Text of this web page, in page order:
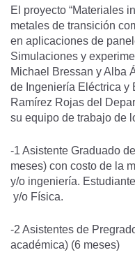
El proyecto “Materiales
metales de transición
en aplicaciones de
Simulaciones y
Michael Bressan y Alba
de Ingeniería Eléctrica y
Ramírez Rojas del
su equipo de trabajo de
-1 Asistente Graduado
meses) con costo de la
y/o ingeniería.
y/o Física.
-2 Asistentes de
académica) (6 meses)